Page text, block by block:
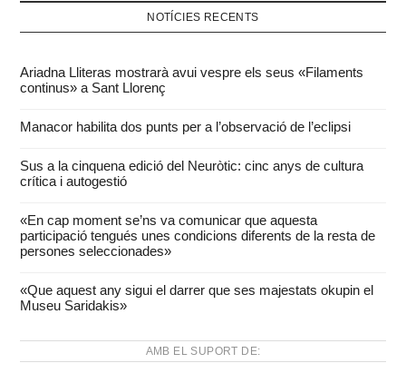
NOTÍCIES RECENTS
Ariadna Lliteras mostrarà avui vespre els seus «Filaments
continus» a Sant Llorenç
Manacor habilita dos punts per a l’observació de l’eclipsi
Sus a la cinquena edició del Neuròtic: cinc anys de cultura
crítica i autogestió
«En cap moment se’ns va comunicar que aquesta
participació tengués unes condicions diferents de la resta de
persones seleccionades»
«Que aquest any sigui el darrer que ses majestats okupin el
Museu Saridakis»
AMB EL SUPORT DE: